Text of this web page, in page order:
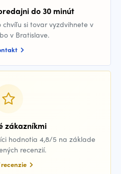
do 30 minút
si tovar vyzdvihnete v
v Bratislave.
zákazníkmi
hodnotia 4,8/5 na základe
recenzií.